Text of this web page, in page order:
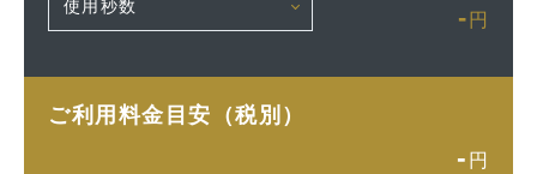
- 円
ご利用料金目安（税別）
- 円